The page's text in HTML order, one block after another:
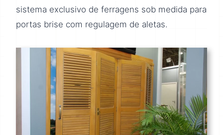
sistema exclusivo de ferragens sob medida para
portas brise com regulagem de aletas.